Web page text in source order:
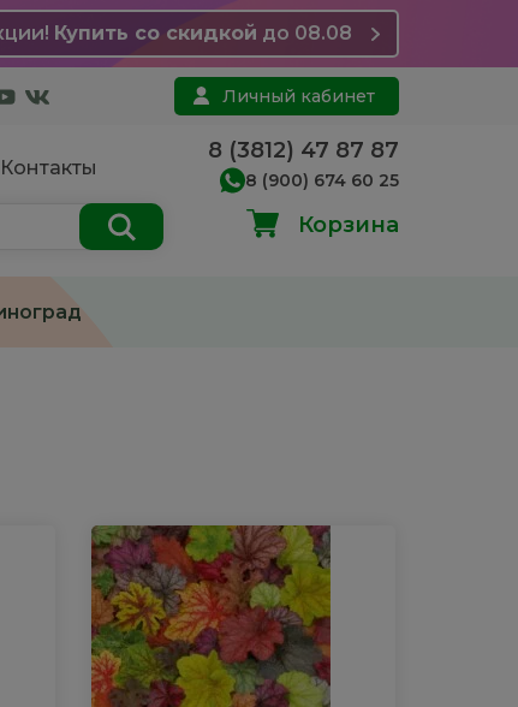
Купить со скидкой до 08.08
Личный кабинет
Контакты
8 (3812) 47 87 87
8 (900) 674 60 25
Корзина